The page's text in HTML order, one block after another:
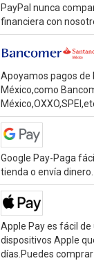
PayPal nunca
financiera con
Apoyamos pagos de
México,como
Google Pay-Paga
tienda o envía dinero.
Apple Pay es fácil
dispositivos Apple
días.Puedes